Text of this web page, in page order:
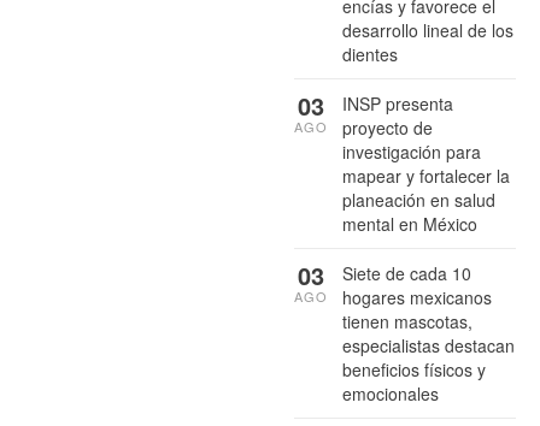
encías y favorece el
desarrollo lineal de los
dientes
INSP presenta
proyecto de
investigación para
mapear y fortalecer la
planeación en salud
mental en México
03
AGO
Siete de cada 10
hogares mexicanos
tienen mascotas,
especialistas destacan
beneficios físicos y
emocionales
03
AGO